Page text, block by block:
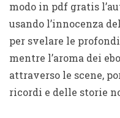
modo in pdf gratis
usando l’innocenza
per svelare le
mentre l’aroma dei
attraverso le scene,
ricordi e delle storie